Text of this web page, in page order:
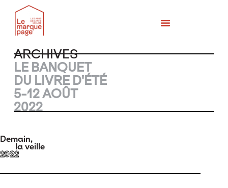
ARCHIVES
LE BANQUET
DU LIVRE D'ÉTÉ​
5-12 AOÛT
2022
Demain,
la veille
2022